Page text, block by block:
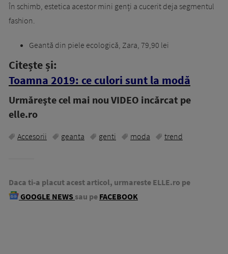
În schimb, estetica acestor mini genți a cucerit deja segmentul
fashion.
Geantă din piele ecologică, Zara, 79,90 lei
Citește și:
Toamna 2019: ce culori sunt la modă
Urmăreşte cel mai nou VIDEO incărcat pe
elle.ro
Accesorii geanta genti moda trend
Daca ti-a placut acest articol, urmareste ELLE.ro pe
GOOGLE NEWS sau pe FACEBOOK